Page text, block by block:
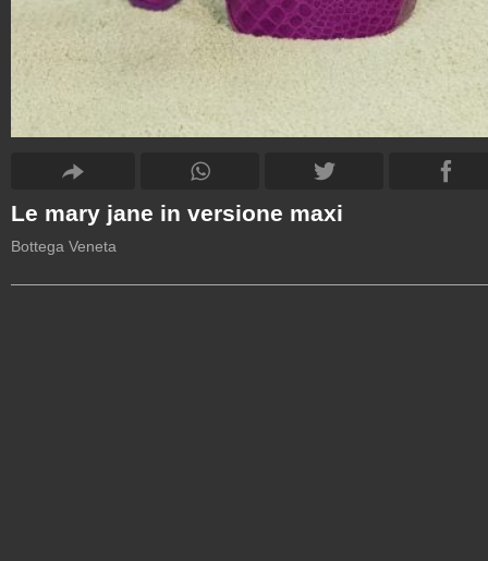
Le mary jane in versione maxi
Bottega Veneta